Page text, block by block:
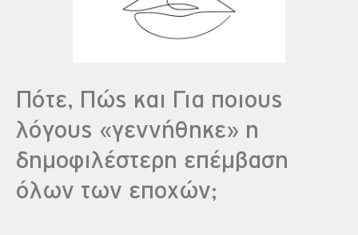
Πότε, Πώς και Για ποιους
λόγους «γεννήθηκε» η
δημοφιλέστερη επέμβαση
όλων των εποχών;